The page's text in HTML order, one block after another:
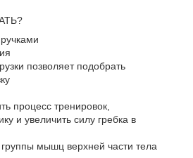
позволяет подобрать
процесс тренировок,
и увеличить силу гребка в
мышц верхней части тела